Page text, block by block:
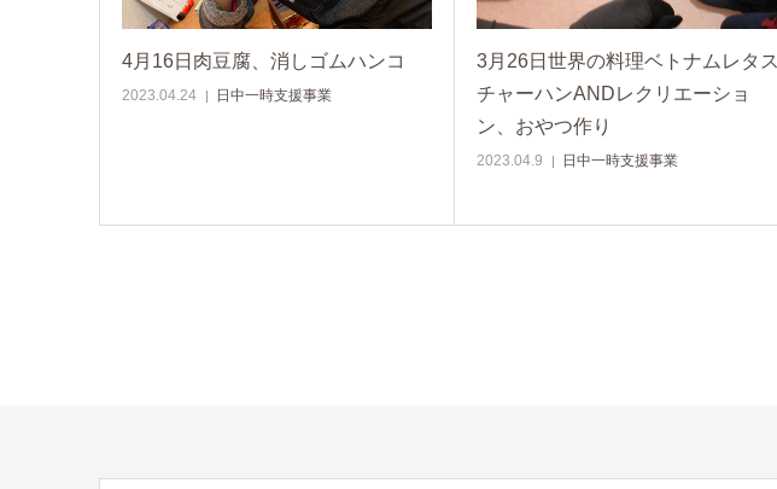
4月16日肉豆腐、消しゴムハンコ
2023.04.24 日中一時支援事業
3月26日世界の料理ベトナムレタス
チャーハンANDレクリエーショ
ン、おやつ作り
2023.04.9 日中一時支援事業